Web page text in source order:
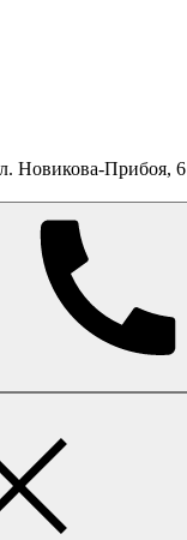
Новикова-Прибоя, 6